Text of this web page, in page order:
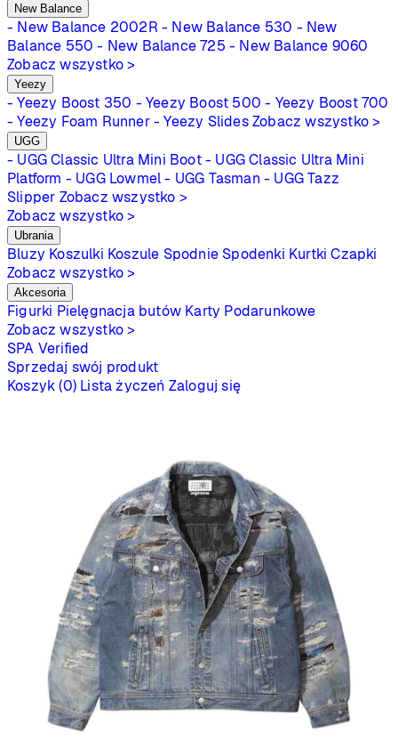
New Balance
- New Balance 2002R - New Balance 530 - New
Balance 550 - New Balance 725 - New Balance 9060
Zobacz wszystko >
Yeezy
- Yeezy Boost 350 - Yeezy Boost 500 - Yeezy Boost 700
- Yeezy Foam Runner - Yeezy Slides Zobacz wszystko >
UGG
- UGG Classic Ultra Mini Boot - UGG Classic Ultra Mini
Platform - UGG Lowmel - UGG Tasman - UGG Tazz
Slipper Zobacz wszystko >
Zobacz wszystko >
Ubrania
Bluzy Koszulki Koszule Spodnie Spodenki Kurtki Czapki
Zobacz wszystko >
Akcesoria
Figurki Pielęgnacja butów Karty Podarunkowe
Zobacz wszystko >
SPA Verified
Sprzedaj swój produkt
Koszyk (0) Lista życzeń Zaloguj się